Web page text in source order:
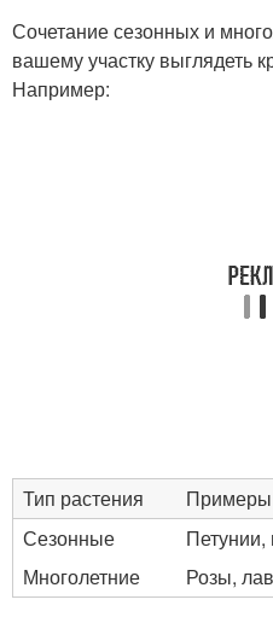
Сочетание сезонных и
вашему участку выглядеть
Например:
Тип растения
Примеры
Сезонные
Петунии,
Многолетние
Розы,